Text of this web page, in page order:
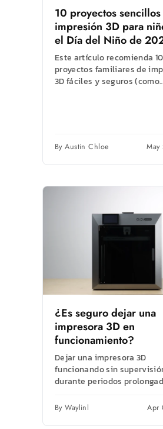
10 proyectos
impresión 3D para
el Día del Niño de
Este artículo recomienda 10
proyectos familiares de
3D fáciles y seguros (como
By Austin Chloe
¿Es seguro dejar una
impresora 3D en
funcionamiento?
Dejar una impresora 3D
funcionando sin
durante periodos
de impresión y problemas
By Waylinl Apr